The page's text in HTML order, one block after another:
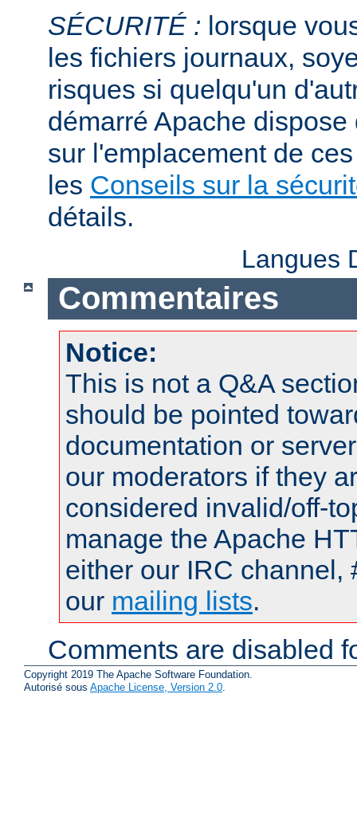
SÉCURITÉ : lorsque
les fichiers journaux,
risques si quelqu'un
démarré Apache
sur l'emplacement de
les Conseils sur la
détails.
Langues
Commentaires
Notice:
This is not a Q&A
should be pointed
documentation or
our moderators if they
considered invalid/off-
manage the Apache
either our IRC channel,
our mailing lists.
Comments are disabled
Copyright 2019 The Apache Software Foundation.
Autorisé sous Apache License, Version 2.0